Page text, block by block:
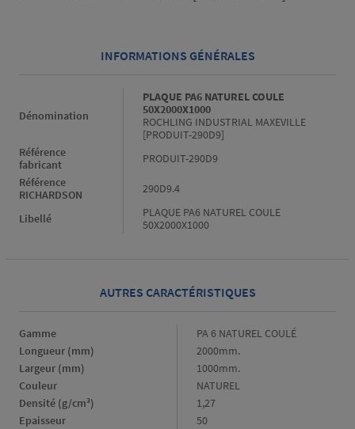
INFORMATIONS GÉNÉRALES
Dénomination
PLAQUE PA6 NATUREL COULE
50X2000X1000
ROCHLING INDUSTRIAL MAXEVILLE
[PRODUIT-290D9]
Référence
fabricant
PRODUIT-290D9
Référence
RICHARDSON
290D9.4
Libellé
PLAQUE PA6 NATUREL COULE
50X2000X1000
AUTRES CARACTÉRISTIQUES
Gamme Gamme
PA 6 NATUREL COULÉ
Longueur (mm)
Longueur
(mm)
2000mm.
Largeur (mm)
Largeur
(mm)
1000mm.
Couleur
Couleur
NATUREL
Densité (g/cm³)
Densité
(g/cm³)
1,27
Epaisseur
Epaisseur
50